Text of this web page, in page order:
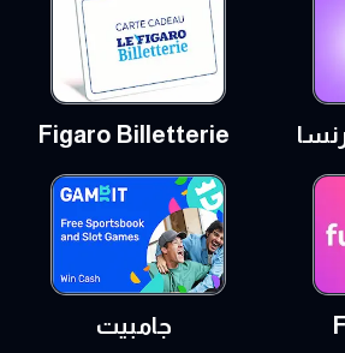
Figaro Billetterie
جامبيت